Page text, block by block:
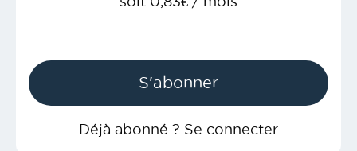
S'abonner
Déjà abonné ? Se connecter